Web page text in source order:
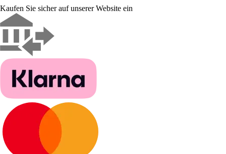
Kaufen Sie sicher auf unserer Website ein